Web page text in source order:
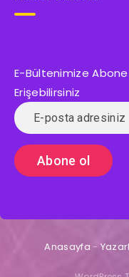
E-Bültenimize
Erişebilirsiniz
Anasayfa -